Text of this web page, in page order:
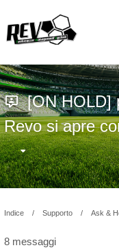
[ON HOLD]
Revo si apre
Indice Supporto Ask &
8 messaggi